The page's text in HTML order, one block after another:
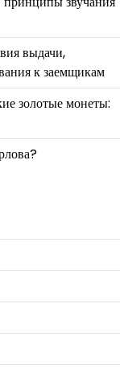
выдачи,
к заемщикам
золотые монеты: